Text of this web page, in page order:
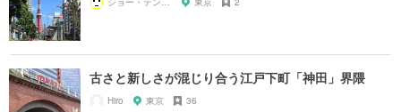
古さと新しさが混じり合う江戸下町「神田」界隈
Hiro 東京 36